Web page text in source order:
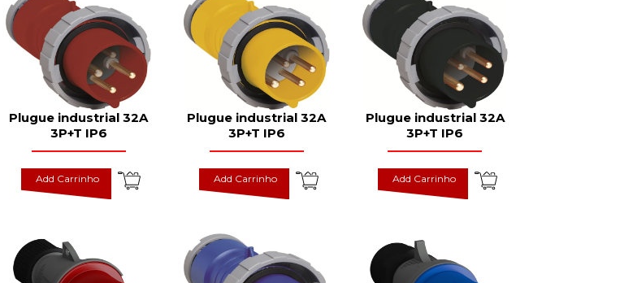
Plugue industrial 32A
3P+T IP6
Add Carrinho
Plugue industrial 32A
3P+T IP6
Add Carrinho
Plugue industrial 32A
3P+T IP6
Add Carrinho